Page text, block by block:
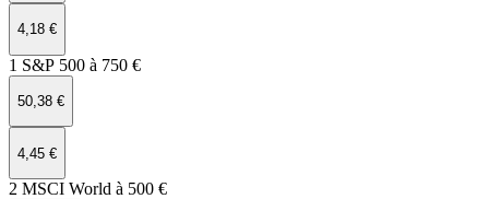
4,18 €
1 S&P 500 à 750 €
50,38 €
4,45 €
2 MSCI World à 500 €